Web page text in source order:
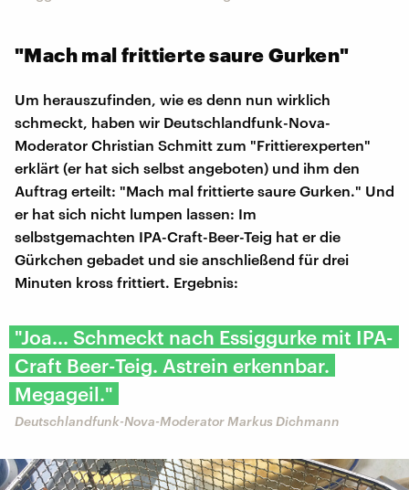
"Mach mal frittierte saure Gurken"
Um herauszufinden, wie es denn nun wirklich
schmeckt, haben wir Deutschlandfunk-Nova-
Moderator Christian Schmitt zum "Frittierexperten"
erklärt (er hat sich selbst angeboten) und ihm den
Auftrag erteilt: "Mach mal frittierte saure Gurken." Und
er hat sich nicht lumpen lassen: Im
selbstgemachten IPA-Craft-Beer-Teig hat er die
Gürkchen gebadet und sie anschließend für drei
Minuten kross frittiert. Ergebnis:
"Joa... Schmeckt nach Essiggurke mit IPA-
Craft Beer-Teig. Astrein erkennbar.
Megageil."
Deutschlandfunk-Nova-Moderator Markus Dichmann